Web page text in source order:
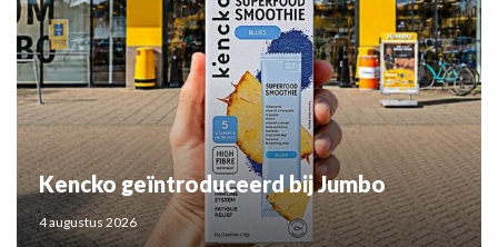
Kencko geïntroduceerd bij Jumbo
4 augustus 2026